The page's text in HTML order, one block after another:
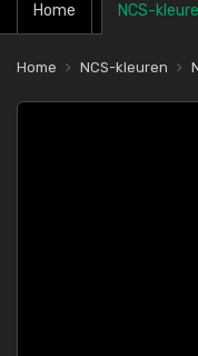
Home NCS-
Home NCS-kleuren